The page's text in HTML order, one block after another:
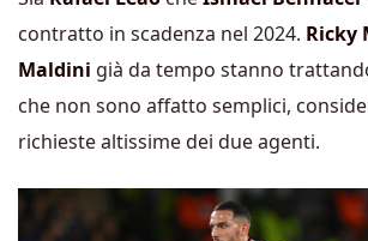
contratto in scadenza nel 2024. Ricky
Maldini già da tempo stanno
che non sono affatto semplici,
richieste altissime dei due agenti.